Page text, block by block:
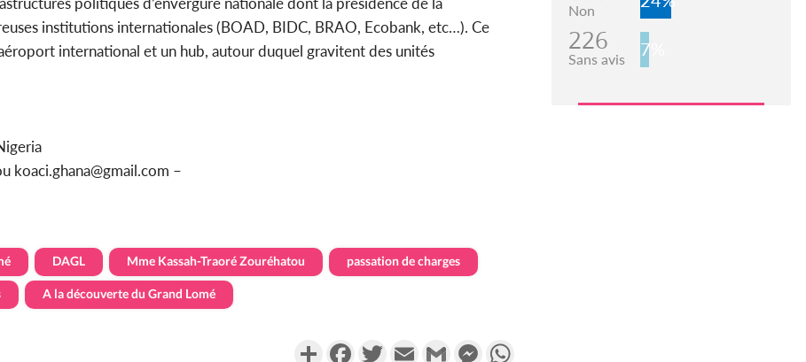
institutions internationales (BOAD, BIDC, BRAO, Ecobank, etc…). Ce
international et un hub, autour duquel gravitent des unités
koaci.ghana@gmail.com –
DAGL Mme Kassah-Traoré Zouréhatou passation de charges
A la découverte du Grand Lomé
PartagerFacebookTwitterEmail Gmail Messenger
Non
226
Sans avis 7%